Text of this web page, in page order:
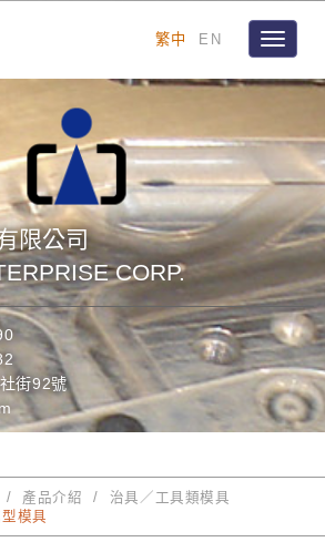
繁中 EN
Toggle
限公司
CORP.
街92號
產品介紹
治具／工具類模具
模具